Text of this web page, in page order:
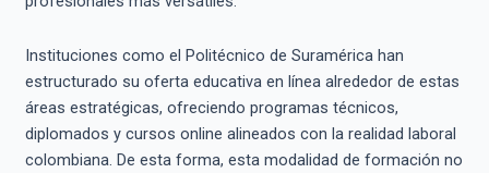
Instituciones como el Politécnico de Suramérica han
estructurado su oferta educativa en línea alrededor de estas
áreas estratégicas, ofreciendo programas técnicos,
diplomados y cursos online alineados con la realidad laboral
colombiana. De esta forma, esta modalidad de formación no